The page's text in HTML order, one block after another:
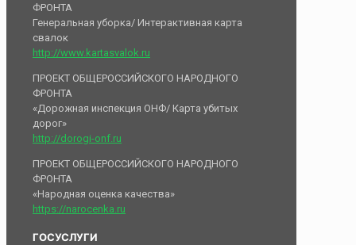
ФРОНТА
Генеральная уборка/ Интерактивная карта
свалок
http://www.kartasvalok.ru
ПРОЕКТ ОБЩЕРОССИЙСКОГО НАРОДНОГО
ФРОНТА
«Дорожная инспекция ОНФ/ Карта убитых
дорог»
http://dorogi-onf.ru
ПРОЕКТ ОБЩЕРОССИЙСКОГО НАРОДНОГО
ФРОНТА
«Народная оценка качества»
https://narocenka.ru
ГОСУСЛУГИ